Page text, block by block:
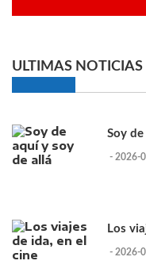
ULTIMAS NOTICIAS
Soy
- 2026-
Los
- 2026-